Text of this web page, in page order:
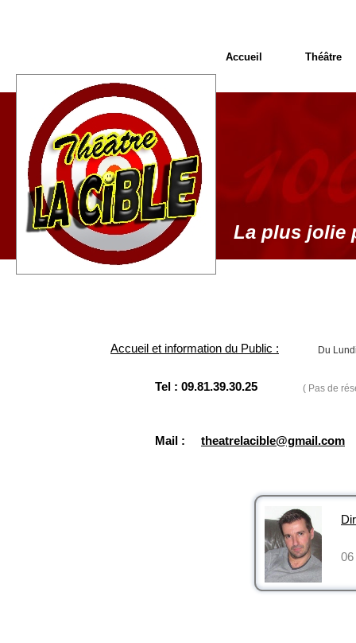
Accueil et information du Public : Du
Tel : 09.81.39.30.25 ( Pas de
Mail : theatrelacible@gmail.com
La plus jolie
06
Accueil Théâtre